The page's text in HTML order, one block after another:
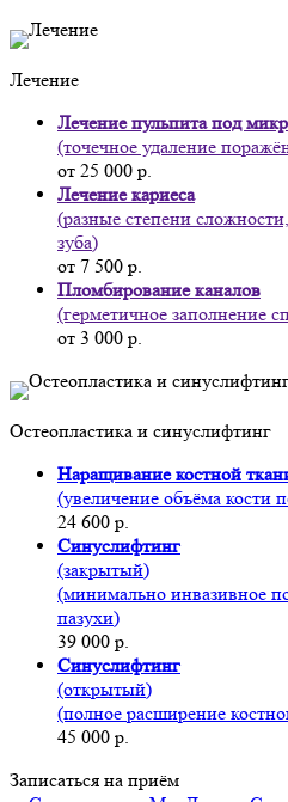
Лечение
Лечение пульпита под
(точечное удаление
от 25 000 р.
Лечение кариеса
(разные степени
зуба)
от 7 500 р.
Пломбирование каналов
(герметичное заполнение
от 3 000 р.
Остеопластика и синуслифтинг
Наращивание костной
(увеличение объёма кости
24 600 р.
Синуслифтинг
(закрытый)
(минимально инвазивное
пазухи)
39 000 р.
Синуслифтинг
(открытый)
(полное расширение
45 000 р.
Записаться на приём